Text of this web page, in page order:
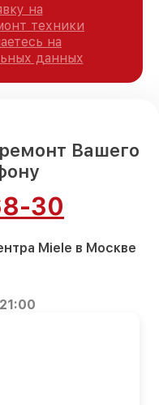
на
техники
на
данных
Вашего
30
Miele в Москве
21:00